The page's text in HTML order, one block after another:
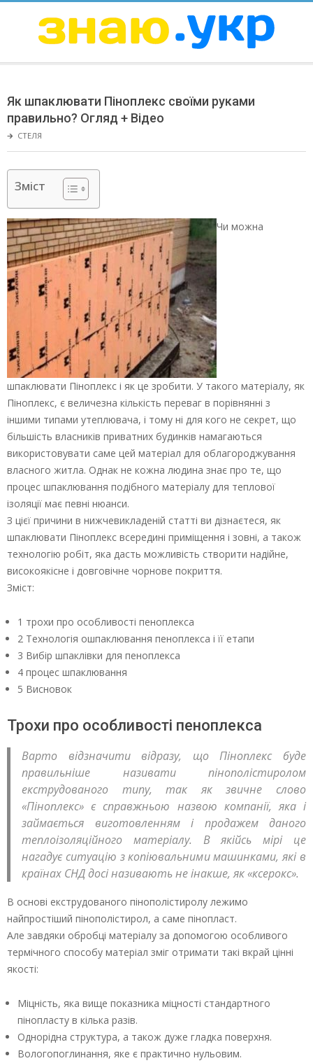
ЗНАЮ
Menu
Як шпаклювати Піноплекс своїми руками
правильно? Огляд + Відео
🡲 СТЕЛЯ
Зміст
Чи можна
шпаклювати Піноплекс і як це зробити. У такого матеріалу, як
Піноплекс, є величезна кількість переваг в порівнянні з
іншими типами утеплювача, і тому ні для кого не секрет, що
більшість власників приватних будинків намагаються
використовувати саме цей матеріал для облагороджування
власного житла. Однак не кожна людина знає про те, що
процес шпаклювання подібного матеріалу для теплової
ізоляції має певні нюанси.
З цієї причини в нижчевикладеній статті ви дізнаєтеся, як
шпаклювати Піноплекс всередині приміщення і зовні, а також
технологію робіт, яка дасть можливість створити надійне,
високоякісне і довговічне чорнове покриття.
Зміст:
1 трохи про особливості пеноплекса
2 Технологія ошпаклювання пеноплекса і її етапи
3 Вибір шпаклівки для пеноплекса
4 процес шпаклювання
5 Висновок
Трохи про особливості пеноплекса
Варто відзначити відразу, що Піноплекс буде
правильніше називати пінополістиролом
екструдованого типу, так як звичне слово
«Піноплекс» є справжньою назвою компанії, яка і
займається виготовленням і продажем даного
теплоізоляційного матеріалу. В якійсь мірі це
нагадує ситуацію з копіювальними машинками, які в
країнах СНД досі називають не інакше, як «ксерокс».
В основі екструдованого пінополістиролу лежимо
найпростіший пінополістирол, а саме пінопласт.
Але завдяки обробці матеріалу за допомогою особливого
термічного способу матеріал зміг отримати такі вкрай цінні
якості:
Міцність, яка вище показника міцності стандартного
пінопласту в кілька разів.
Однорідна структура, а також дуже гладка поверхня.
Вологопоглинання, яке є практично нульовим.